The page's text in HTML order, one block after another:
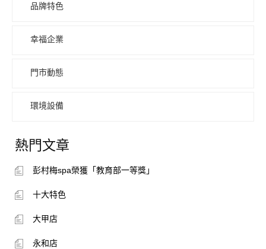
品牌特色
幸福企業
門市動態
環境設備
熱門文章
彭村梅spa榮獲「教育部一等獎」
十大特色
大甲店
永和店